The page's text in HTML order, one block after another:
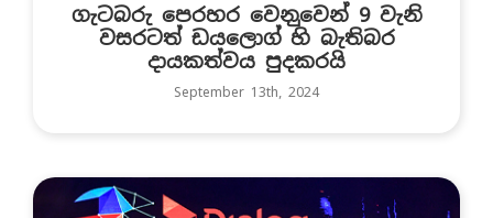
ගැටබරු පෙරහර වෙන‍ුවෙන් 9 වැනි
වසරටත් ඩයලොග් හි බැතිබර
දායකත්වය පුදකරයි
September 13th, 2024